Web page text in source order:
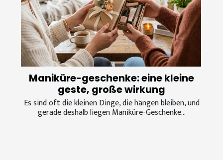
Maniküre-geschenke: eine kleine
geste, große wirkung
Es sind oft die kleinen Dinge, die hängen bleiben, und
gerade deshalb liegen Maniküre-Geschenke...